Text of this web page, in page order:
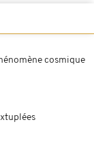
cosmique